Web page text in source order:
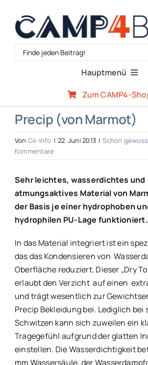
Inhalt
springen
Search
Hauptmenü
Reiseberichte
CAMP4-Team
Zum CAMP4-
Precip (von Marmot)
Von C4-Info | 22. Juni 2013 | Schon
Kommentare
Sehr leichtes, wasserdichtes und
atmungsaktives Material von
der Basis je einer hydrophoben
hydrophilen PU-Lage funktioniert.
In das Material integriert ist ein
das das Kondensieren von
Oberfläche reduziert. Dieser „Dry
erlaubt den Verzicht auf einen
und trägt wesentlich zur
Precip Bekleidung bei. Lediglich bei
Schwitzen kann sich zuweilen ein
Tragegefühl aufgrund der glatten
einstellen. Die Wasserdichtigkeit
mm Wassersäule, der